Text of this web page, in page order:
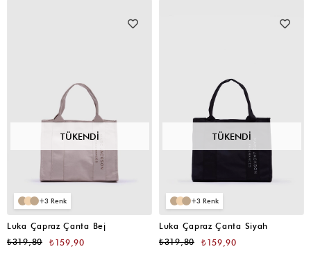
TÜKENDI
3
Luka Çapraz Çanta Bej
₺159,90
₺319,80
TÜKENDI
3
Luka Çapraz Çanta Siyah
₺159,90
₺319,80